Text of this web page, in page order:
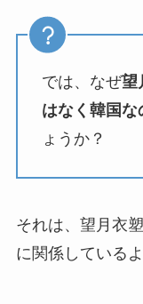
では、なぜ望
はなく韓国な
ょうか？
それは、望月衣
に関係しているよ